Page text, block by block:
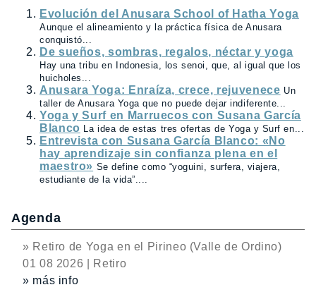
Evolución del Anusara School of Hatha Yoga
Aunque el alineamiento y la práctica física de Anusara
conquistó...
De sueños, sombras, regalos, néctar y yoga
Hay una tribu en Indonesia, los senoi, que, al igual que los
huicholes...
Anusara Yoga: Enraíza, crece, rejuvenece Un
taller de Anusara Yoga que no puede dejar indiferente...
Yoga y Surf en Marruecos con Susana García
Blanco La idea de estas tres ofertas de Yoga y Surf en...
Entrevista con Susana García Blanco: «No
hay aprendizaje sin confianza plena en el
maestro» Se define como “yoguini, surfera, viajera,
estudiante de la vida”....
Agenda
» Retiro de Yoga en el Pirineo (Valle de Ordino)
01 08 2026 | Retiro
» más info